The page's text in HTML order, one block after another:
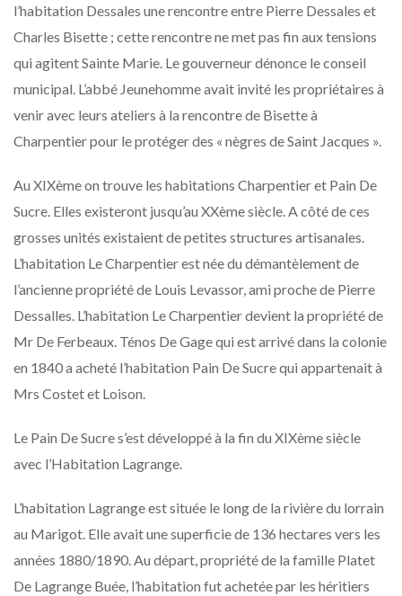
l’habitation Dessales une rencontre entre Pierre Dessales et
Charles Bisette ; cette rencontre ne met pas fin aux tensions
qui agitent Sainte Marie. Le gouverneur dénonce le conseil
municipal. L’abbé Jeunehomme avait invité les propriétaires à
venir avec leurs ateliers à la rencontre de Bisette à
Charpentier pour le protéger des « nègres de Saint Jacques ».
Au XIXème on trouve les habitations Charpentier et Pain De
Sucre. Elles existeront jusqu’au XXème siècle. A côté de ces
grosses unités existaient de petites structures artisanales.
L’habitation Le Charpentier est née du démantèlement de
l’ancienne propriété de Louis Levassor, ami proche de Pierre
Dessalles. L’habitation Le Charpentier devient la propriété de
Mr De Ferbeaux. Ténos De Gage qui est arrivé dans la colonie
en 1840 a acheté l’habitation Pain De Sucre qui appartenait à
Mrs Costet et Loison.
Le Pain De Sucre s’est développé à la fin du XIXème siècle
avec l’Habitation Lagrange.
L’habitation Lagrange est située le long de la rivière du lorrain
au Marigot. Elle avait une superficie de 136 hectares vers les
années 1880/1890. Au départ, propriété de la famille Platet
De Lagrange Buée, l’habitation fut achetée par les héritiers